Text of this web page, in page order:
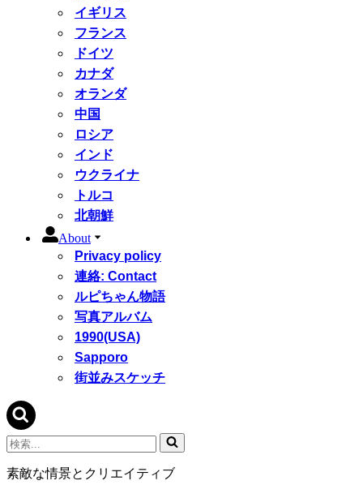
イギリス
フランス
ドイツ
カナダ
オランダ
中国
ロシア
インド
ウクライナ
トルコ
北朝鮮
About
Privacy policy
連絡: Contact
ルピちゃん物語
写真アルバム
1990(USA)
Sapporo
街並みスケッチ
検
索...
素敵な情景とクリエイティブ